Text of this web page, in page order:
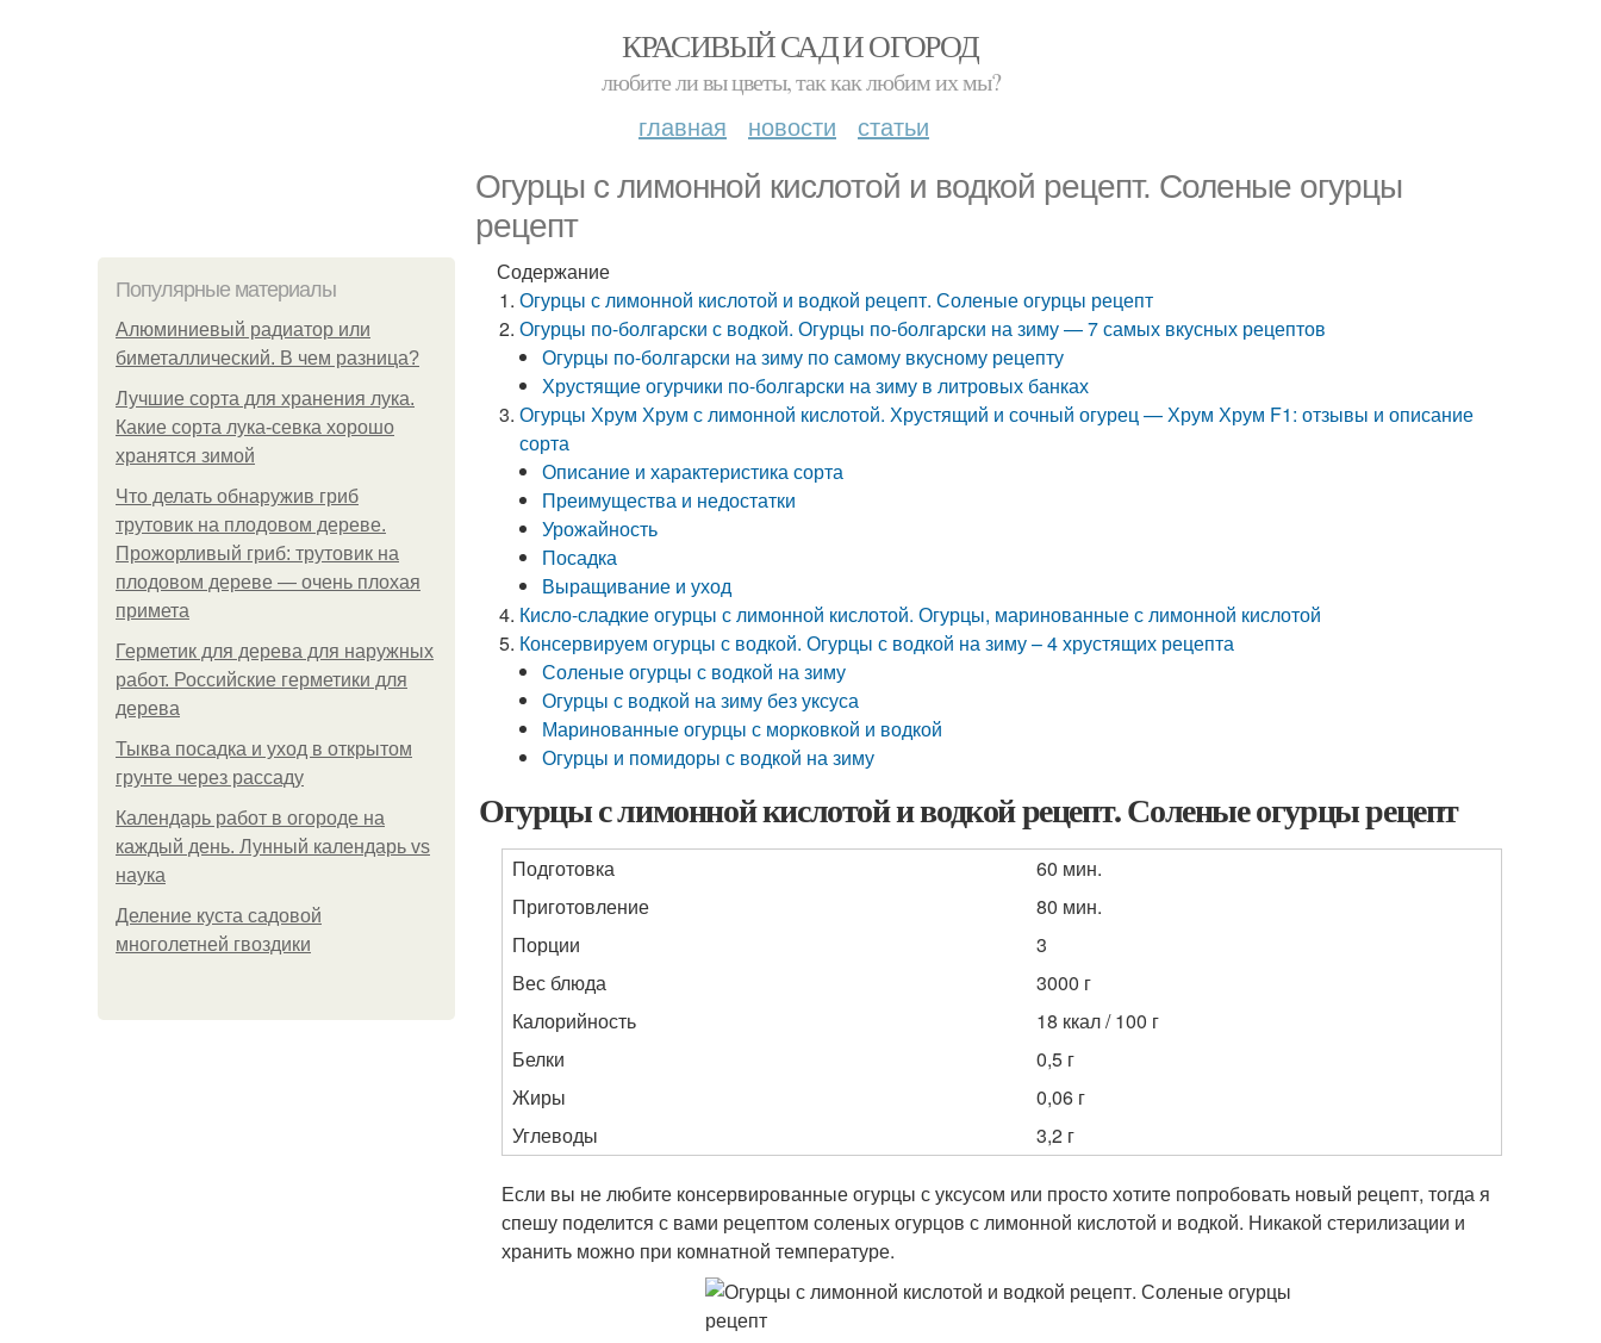
КРАСИВЫЙ САД И ОГОРОД
любите ли вы цветы, так как любим их мы?
главная новости статьи
Огурцы с лимонной кислотой и водкой рецепт. Соленые огурцы
рецепт
Популярные материалы
Алюминиевый радиатор или
биметаллический. В чем разница?
Лучшие сорта для хранения лука.
Какие сорта лука-севка хорошо
хранятся зимой
Что делать обнаружив гриб
трутовик на плодовом дереве.
Прожорливый гриб: трутовик на
плодовом дереве — очень плохая
примета
Герметик для дерева для наружных
работ. Российские герметики для
дерева
Тыква посадка и уход в открытом
грунте через рассаду
Календарь работ в огороде на
каждый день. Лунный календарь vs
наука
Деление куста садовой
многолетней гвоздики
Содержание
Огурцы с лимонной кислотой и водкой рецепт. Соленые огурцы рецепт
Огурцы по-болгарски с водкой. Огурцы по-болгарски на зиму — 7 самых вкусных рецептов
Огурцы по-болгарски на зиму по самому вкусному рецепту
Хрустящие огурчики по-болгарски на зиму в литровых банках
Огурцы Хрум Хрум с лимонной кислотой. Хрустящий и сочный огурец — Хрум Хрум F1: отзывы и описание
сорта
Описание и характеристика сорта
Преимущества и недостатки
Урожайность
Посадка
Выращивание и уход
Кисло-сладкие огурцы с лимонной кислотой. Огурцы, маринованные с лимонной кислотой
Консервируем огурцы с водкой. Огурцы с водкой на зиму – 4 хрустящих рецепта
Соленые огурцы с водкой на зиму
Огурцы с водкой на зиму без уксуса
Маринованные огурцы с морковкой и водкой
Огурцы и помидоры с водкой на зиму
Огурцы с лимонной кислотой и водкой рецепт. Соленые огурцы рецепт
Подготовка
60 мин.
Приготовление
80 мин.
Порции
3
Вес блюда
3000 г
Калорийность
18 ккал / 100 г
Белки
0,5 г
Жиры
0,06 г
Углеводы
3,2 г
Если вы не любите консервированные огурцы с уксусом или просто хотите попробовать новый рецепт, тогда я
спешу поделится с вами рецептом соленых огурцов с лимонной кислотой и водкой. Никакой стерилизации и
хранить можно при комнатной температуре.